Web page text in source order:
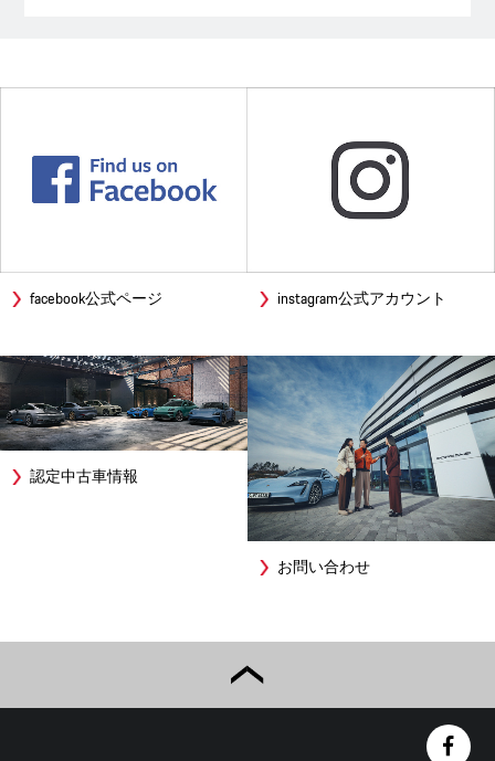
facebook公式ページ instagram公式アカウント
認定中古車情報
お問い合わせ